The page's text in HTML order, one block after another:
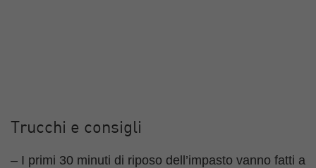
Trucchi e consigli
– I primi 30 minuti di riposo dell’impasto vanno fatti a